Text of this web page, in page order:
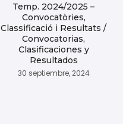
Temp. 2024/2025 –
Convocatòries,
Classificació i Resultats /
Convocatorias,
Clasificaciones y
Resultados
30 septiembre, 2024